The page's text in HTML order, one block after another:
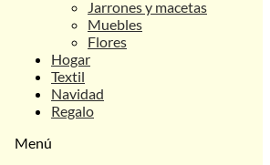
Jarrones y macetas
Muebles
Flores
Hogar
Textil
Navidad
Regalo
Menú